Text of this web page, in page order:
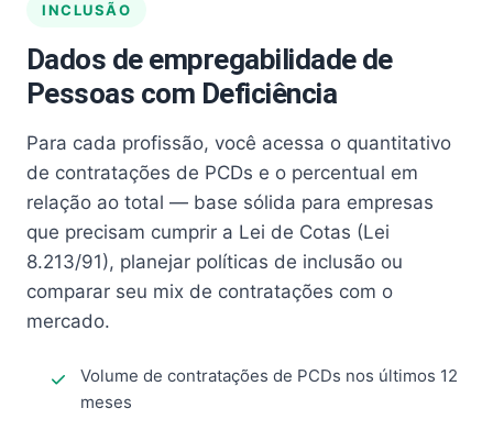
INCLUSÃO
Dados de empregabilidade de
Pessoas com Deficiência
Para cada profissão, você acessa o quantitativo
de contratações de PCDs e o percentual em
relação ao total — base sólida para empresas
que precisam cumprir a Lei de Cotas (Lei
8.213/91), planejar políticas de inclusão ou
comparar seu mix de contratações com o
mercado.
Volume de contratações de PCDs nos últimos 12
meses